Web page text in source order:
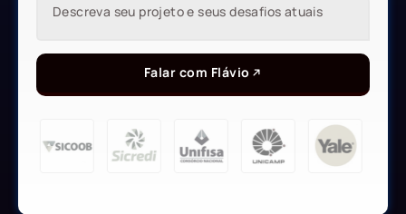
Falar com Flávio